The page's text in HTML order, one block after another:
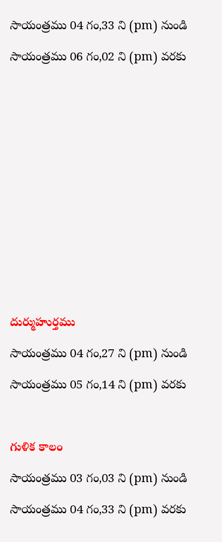
సాయంత్రము 04 గం,33 ని (pm) నుండి
సాయంత్రము 06 గం,02 ని (pm) వరకు
దుర్ముహుర్తము
సాయంత్రము 04 గం,27 ని (pm) నుండి
సాయంత్రము 05 గం,14 ని (pm) వరకు
గుళిక కాలం
సాయంత్రము 03 గం,03 ని (pm) నుండి
సాయంత్రము 04 గం,33 ని (pm) వరకు